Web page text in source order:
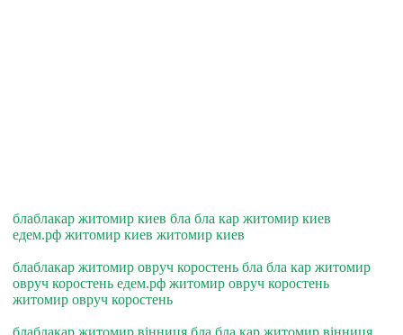
блаблакар житомир киев бла бла кар житомир киев
едем.рф житомир киев житомир киев
блаблакар житомир овруч коростень бла бла кар житомир
овруч коростень едем.рф житомир овруч коростень
житомир овруч коростень
блаблакар житомир вiнниця бла бла кар житомир вiнниця